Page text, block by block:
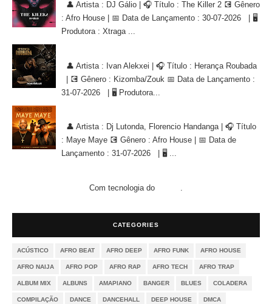
👤 Artista : DJ Gálio | 🎧 Título : The Killer 2 💽 Gênero
: Afro House | 📅 Data de Lançamento : 30-07-2026 | 🖥
Produtora : Xtraga ...
👤 Artista : Ivan Alekxei | 🎧 Título : Herança Roubada
| 💽 Gênero : Kizomba/Zouk 📅 Data de Lançamento :
31-07-2026 | 🖥 Produtora...
👤 Artista : Dj Lutonda, Florencio Handanga | 🎧 Título
: Maye Maye 💽 Gênero : Afro House | 📅 Data de
Lançamento : 31-07-2026 | 🖥 ...
Com tecnologia do .
CATEGORIES
ACÚSTICO AFRO BEAT AFRO DEEP AFRO FUNK AFRO HOUSE
AFRO NAIJA AFRO POP AFRO RAP AFRO TECH AFRO TRAP
ALBUM MIX ALBUNS AMAPIANO BANGER BLUES COLADERA
COMPILAÇÃO DANCE DANCEHALL DEEP HOUSE DMCA